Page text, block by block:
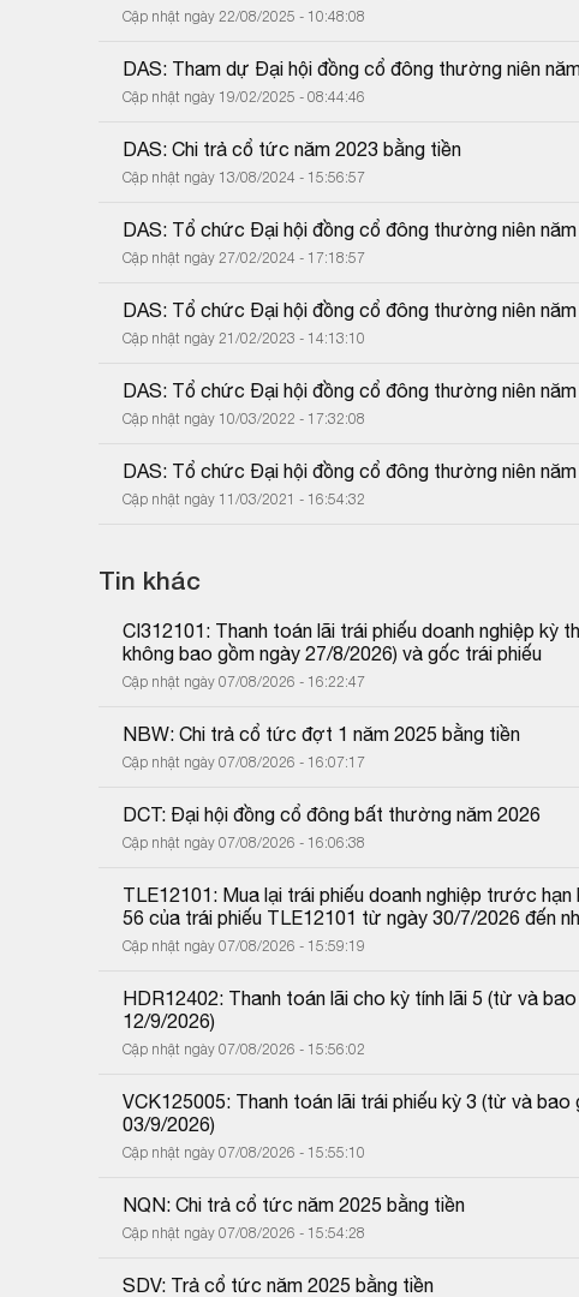
Cập nhật ngày 22/08/2025 - 10:48:08
DAS: Tham dự Đại hội đồng cổ đông thường niên
Cập nhật ngày 19/02/2025 - 08:44:46
DAS: Chi trả cổ tức năm 2023 bằng tiền
Cập nhật ngày 13/08/2024 - 15:56:57
DAS: Tổ chức Đại hội đồng cổ đông thường niên
Cập nhật ngày 27/02/2024 - 17:18:57
DAS: Tổ chức Đại hội đồng cổ đông thường niên
Cập nhật ngày 21/02/2023 - 14:13:10
DAS: Tổ chức Đại hội đồng cổ đông thường niên
Cập nhật ngày 10/03/2022 - 17:32:08
DAS: Tổ chức Đại hội đồng cổ đông thường niên năm
Cập nhật ngày 11/03/2021 - 16:54:32
Tin khác
CI312101: Thanh toán lãi trái phiếu doanh nghiệp kỳ
không bao gồm ngày 27/8/2026) và gốc trái phiếu
Cập nhật ngày 07/08/2026 - 16:22:47
NBW: Chi trả cổ tức đợt 1 năm 2025 bằng tiền
Cập nhật ngày 07/08/2026 - 16:07:17
DCT: Đại hội đồng cổ đông bất thường năm 2026
Cập nhật ngày 07/08/2026 - 16:06:38
TLE12101: Mua lại trái phiếu doanh nghiệp trước
56 của trái phiếu TLE12101 từ ngày 30/7/2026 đến
Cập nhật ngày 07/08/2026 - 15:59:19
HDR12402: Thanh toán lãi cho kỳ tính lãi 5 (từ và
12/9/2026)
Cập nhật ngày 07/08/2026 - 15:56:02
VCK125005: Thanh toán lãi trái phiếu kỳ 3 (từ và
03/9/2026)
Cập nhật ngày 07/08/2026 - 15:55:10
NQN: Chi trả cổ tức năm 2025 bằng tiền
Cập nhật ngày 07/08/2026 - 15:54:28
SDV: Trả cổ tức năm 2025 bằng tiền